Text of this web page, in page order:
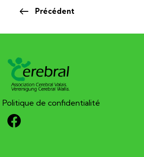
Précédent
Politique de confidentialité